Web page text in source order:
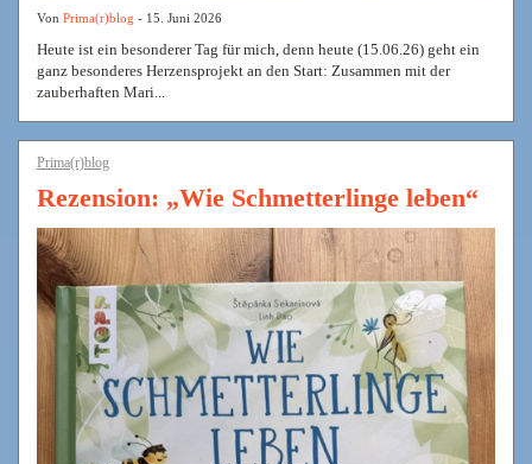
Von Prima(r)blog - 15. Juni 2026
Heute ist ein besonderer Tag für mich, denn heute (15.06.26) geht ein
ganz besonderes Herzensprojekt an den Start: Zusammen mit der
zauberhaften Mari...
Prima(r)blog
Rezension: „Wie Schmetterlinge leben“